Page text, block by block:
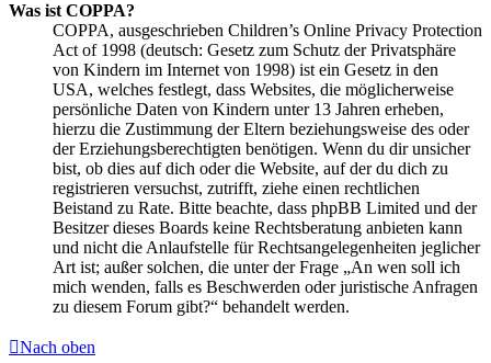
Was ist COPPA?
COPPA, ausgeschrieben Children’s Online Privacy Protection
Act of 1998 (deutsch: Gesetz zum Schutz der Privatsphäre
von Kindern im Internet von 1998) ist ein Gesetz in den
USA, welches festlegt, dass Websites, die möglicherweise
persönliche Daten von Kindern unter 13 Jahren erheben,
hierzu die Zustimmung der Eltern beziehungsweise des oder
der Erziehungsberechtigten benötigen. Wenn du dir unsicher
bist, ob dies auf dich oder die Website, auf der du dich zu
registrieren versuchst, zutrifft, ziehe einen rechtlichen
Beistand zu Rate. Bitte beachte, dass phpBB Limited und der
Besitzer dieses Boards keine Rechtsberatung anbieten kann
und nicht die Anlaufstelle für Rechtsangelegenheiten jeglicher
Art ist; außer solchen, die unter der Frage „An wen soll ich
mich wenden, falls es Beschwerden oder juristische Anfragen
zu diesem Forum gibt?“ behandelt werden.
Nach oben